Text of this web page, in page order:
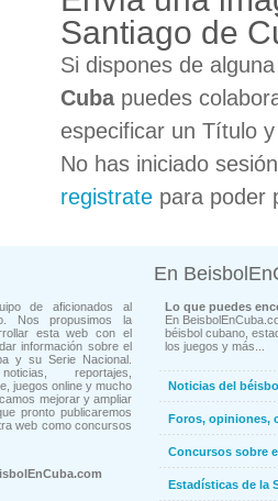
Santiago de
Si dispones de
Cubapuedes
especificar un Título
No has iniciado
registrate para poder
de aficionados al
Nos propusimos la
esta web con el
información sobre el
y su Serie Nacional.
reportajes,
juegos online y mucho
mejorar y ampliar
pronto publicaremos
web como concursos
En
Lo que puedes
En
béisbol cubano,
los juegos y más...
Noticias del
Foros, opiniones,
Concursos sobre
Estadísticas de la